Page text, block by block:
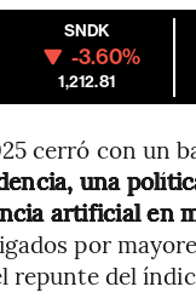
SNDK
-3.60%
1,212.81
cerró con un
una
artificial en
por
repunte del